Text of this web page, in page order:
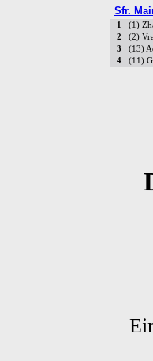
Sfr.
1 (1)
2
(2)
3
(13)
4
(11)